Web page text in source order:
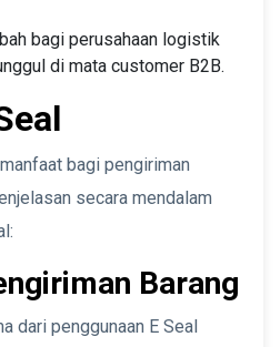
bagi perusahaan logistik
di mata customer B2B.
bagi pengiriman
secara mendalam
Barang
dari penggunaan E Seal